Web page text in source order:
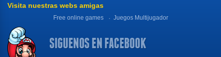
Visita nuestras webs amigas
Free online games Juegos Multijugador